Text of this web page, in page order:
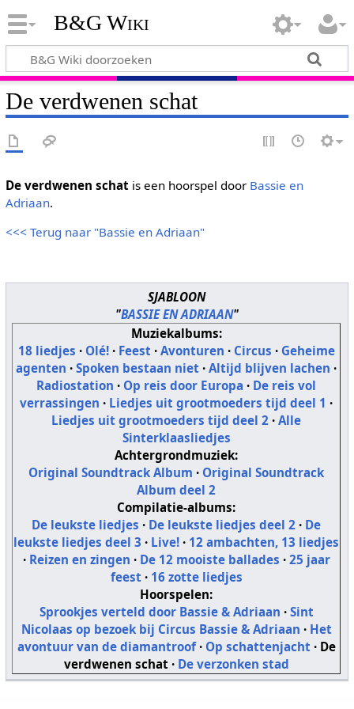
B&G Wiki
De verdwenen schat
De verdwenen schatis een hoorspel door Bassie en
Adriaan.
<<< Terug naar "Bassie en Adriaan"
SJABLOON
"BASSIE EN ADRIAAN"
Muziekalbums:
18 liedjes · Olé!· Feest · Avonturen · Circus · Geheime
agenten ·Spoken bestaan niet ·Altijd blijven lachen ·
Radiostation · Op reis door Europa · De reis vol
verrassingen· Liedjes uit grootmoeders tijd deel 1 ·
Liedjes uit grootmoeders tijd deel 2 ·Alle
Sinterklaasliedjes
Achtergrondmuziek:
Original Soundtrack Album · Original Soundtrack
Album deel 2
Compilatie-albums:
De leukste liedjes · De leukste liedjes deel 2 · De
leukste liedjes deel 3 · Live! · 12 ambachten, 13 liedjes
· Reizen en zingen · De 12 mooiste ballades · 25 jaar
feest · 16 zotte liedjes
Hoorspelen:
Sprookjes verteld door Bassie & Adriaan · Sint
Nicolaas op bezoek bij Circus Bassie & Adriaan · Het
avontuur van de diamantroof· Op schattenjacht · De
verdwenen schat· De verzonken stad